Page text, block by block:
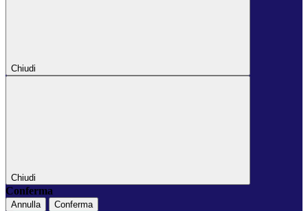
Chiudi
Chiudi
Conferma
Annulla Conferma